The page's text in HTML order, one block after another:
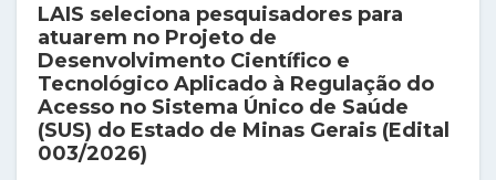
LAIS seleciona pesquisadores para
atuarem no Projeto de
Desenvolvimento Científico e
Tecnológico Aplicado à Regulação do
Acesso no Sistema Único de Saúde
(SUS) do Estado de Minas Gerais (Edital
003/2026)